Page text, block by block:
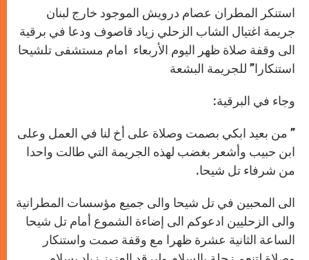
g
e
r
o
k
r
استنكر المطران عصام درويش الموجود خارج لبنان
جريمة اغتيال الشاب الزحلي زياد قاصوف ودعا في برقية
الى وقفة صلاة ظهر اليوم الأربعاء امام مستشفى تلشيحا
استنكارا” للجريمة البشعة
وجاء في البرقية:
” من بعيد ابكي بصمت وصلاة على أخ لنا في العمل وعلى
ابن حبيب وأشعر بغضب لهذه الجريمة التي طالت واحدا
من شرفاء تل شيحا.
الى المحبين في تل شيحا والى جميع مؤسسات المطرانية
والى الزحليين ادعوكم الى إضاءة الشموع أمام تل شيحا
الساعة الثانية عشرة ظهرا مع وقفة صمت واستنكار